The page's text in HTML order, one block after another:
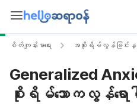
စိတ်ကျန်းမာရေး အစိုးရိမ်လွန်ခြင်းနှင့် က
Generalized
စိုးရိမ်သောကလွန်ရော